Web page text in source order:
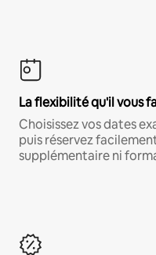
La flexibilité qu'il vous
Choisissez vos dates
puis réservez
supplémentaire ni